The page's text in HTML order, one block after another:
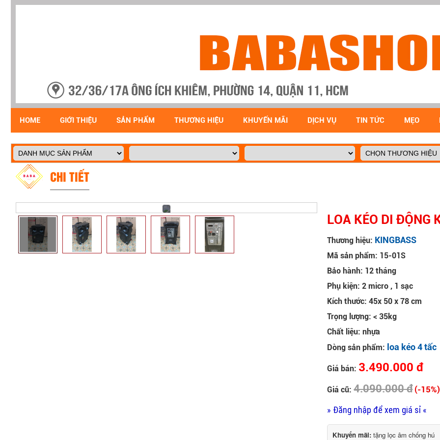
HOME GIỚI THIỆU SẢN PHẨM THƯƠNG HIỆU KHUYẾN MÃI DỊCH VỤ TIN TỨC MẸO
CHI TIẾT
LOA KÉO DI ĐỘNG
Thương hiệu: KINGBASS
Mã sản phẩm: 15-01S
Bảo hành: 12 tháng
Phụ kiện: 2 micro , 1 sạc
Kích thước: 45x 50 x 78 cm
Trọng lượng: < 35kg
Chất liệu: nhựa
Dòng sản phẩm: loa kéo 4 tấc
Giá bán: 3.490.000 đ
Giá cũ:4.090.000 đ (-15%)
» Đăng nhập để xem giá sỉ «
Khuyến mãi: tặng lọc âm chống hú